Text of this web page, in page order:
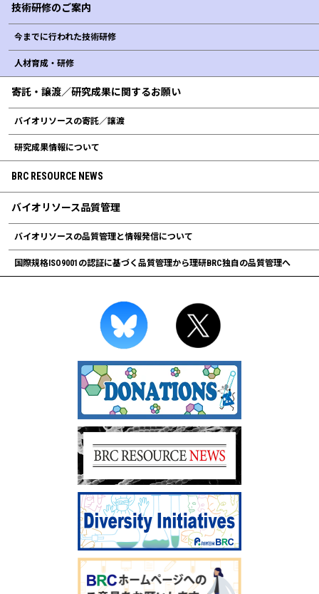
技術研修のご案内
今までに行われた技術研修
人材育成・研修
寄託・譲渡／研究成果に関するお願い
バイオリソースの寄託／譲渡
研究成果情報について
BRC RESOURCE NEWS
バイオリソース品質管理
バイオリソースの品質管理と情報発信について
国際規格ISO9001の認証に基づく品質管理から理研BRC独自の品質管理へ